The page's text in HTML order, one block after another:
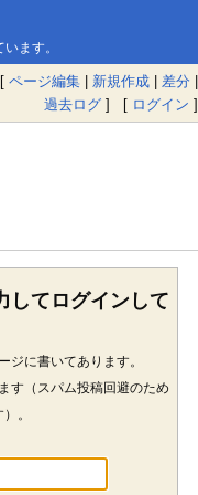
ます。
ページ編集 | 新規作成 | 差分 |
過去ログ ] [ ログイン ]
してログインして
ジに書いてあります。
す（スパム投稿回避のため
。